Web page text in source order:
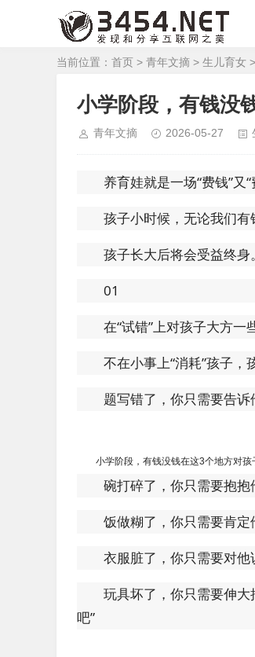
当前位置： 首页 > 青年文摘 > 生儿育女
小学阶段，有钱没
青年文摘 2026-05-27
养育娃就是一场“费钱”又“
孩子小时候，无论我们有
孩子长大后将会受益终身。
01
在“试错”上对孩子大方一
不在小事上“消耗”孩子，
题写错了，你只需要告诉
小学阶段，有钱没钱在这3个地方对
碗打碎了，你只需要抱抱
饭做糊了，你只需要肯定
衣服脏了，你只需要对他
玩具坏了，你只需要伸
吧”